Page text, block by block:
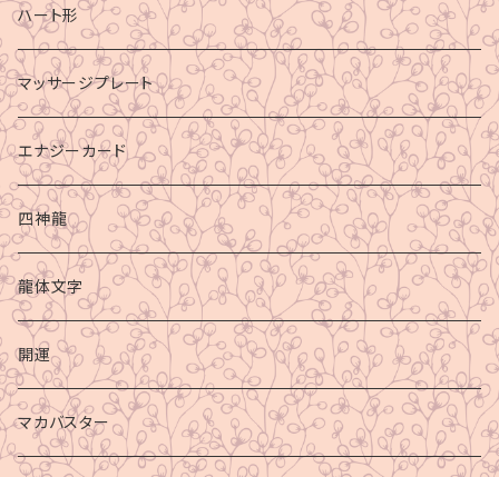
ハート形
マッサージプレート
エナジーカード
四神龍
龍体文字
開運
マカバスター